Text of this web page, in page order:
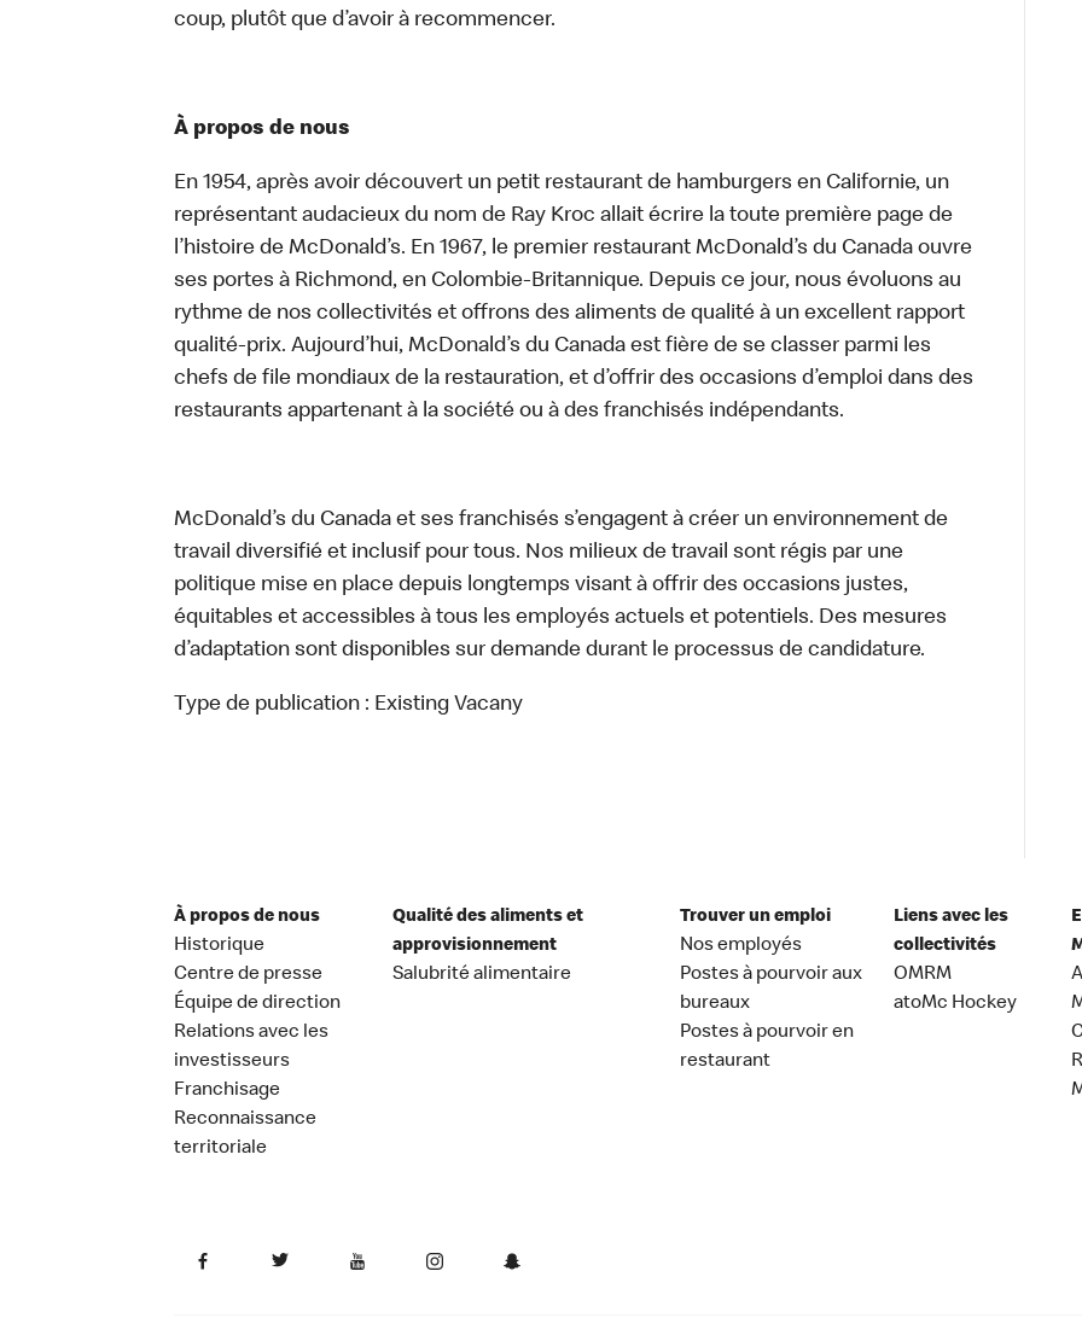
coup, plutôt que d’avoir à recommencer.
À propos de nous
En 1954, après avoir découvert un petit restaurant de hamburgers en Californie, un
représentant audacieux du nom de Ray Kroc allait écrire la toute première page de
l’histoire de McDonald’s. En 1967, le premier restaurant McDonald’s du Canada ouvre
ses portes à Richmond, en Colombie-Britannique. Depuis ce jour, nous évoluons au
rythme de nos collectivités et offrons des aliments de qualité à un excellent rapport
qualité-prix. Aujourd’hui, McDonald’s du Canada est fière de se classer parmi les
chefs de file mondiaux de la restauration, et d’offrir des occasions d’emploi dans des
restaurants appartenant à la société ou à des franchisés indépendants.
McDonald’s du Canada et ses franchisés s’engagent à créer un environnement de
travail diversifié et inclusif pour tous. Nos milieux de travail sont régis par une
politique mise en place depuis longtemps visant à offrir des occasions justes,
équitables et accessibles à tous les employés actuels et potentiels. Des mesures
d’adaptation sont disponibles sur demande durant le processus de candidature.
Type de publication : Existing Vacany
À propos de nous
Historique
Centre de presse
Équipe de direction
Relations avec les
investisseurs
Franchisage
Reconnaissance
territoriale
Qualité des aliments et
approvisionnement
Salubrité alimentaire
Trouver un emploi
Nos employés
Postes à pourvoir aux
bureaux
Postes à pourvoir en
restaurant
Liens avec les
collectivités
OMRM
atoMc Hockey